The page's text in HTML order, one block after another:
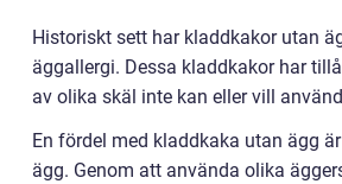
Historiskt sett har kladdkakor utan
äggallergi. Dessa kladdkakor har
av olika skäl inte kan eller vill
En fördel med kladdkaka utan ägg
ägg. Genom att använda olika